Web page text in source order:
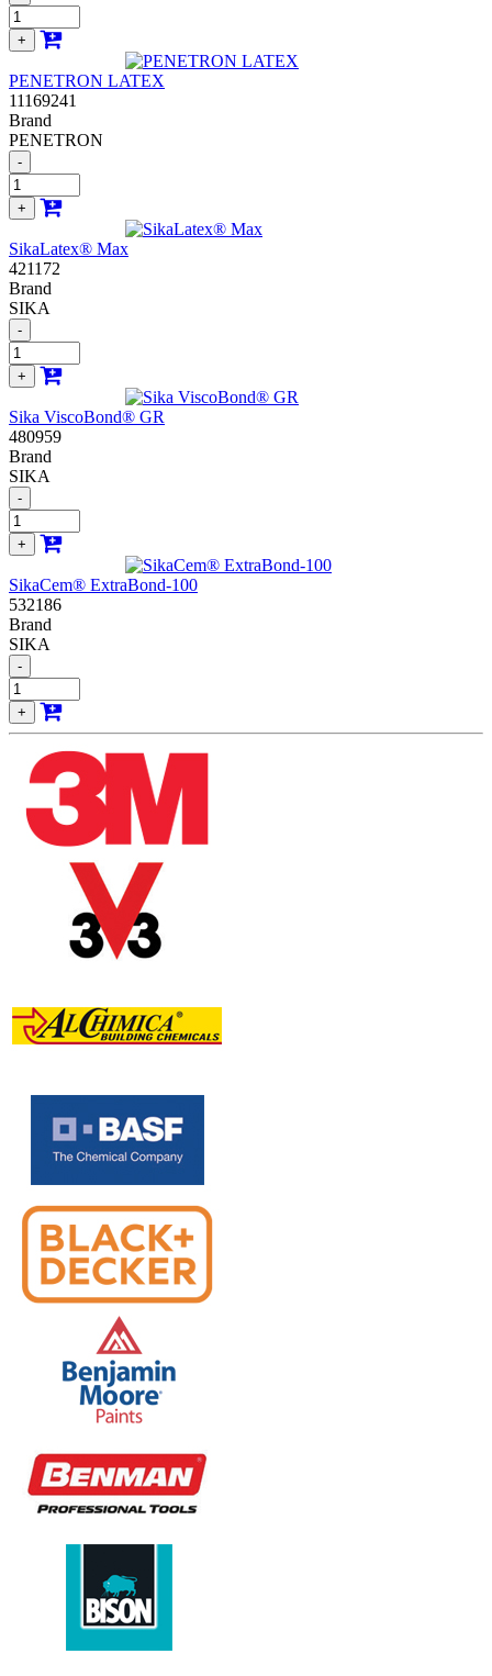
+
PENETRON LATEX
11169241
Brand
PENETRON
-
+
SikaLatex® Max
421172
Brand
SIKA
-
+
Sika ViscoBond® GR
480959
Brand
SIKA
-
+
SikaCem® ExtraBond-100
532186
Brand
SIKA
-
+